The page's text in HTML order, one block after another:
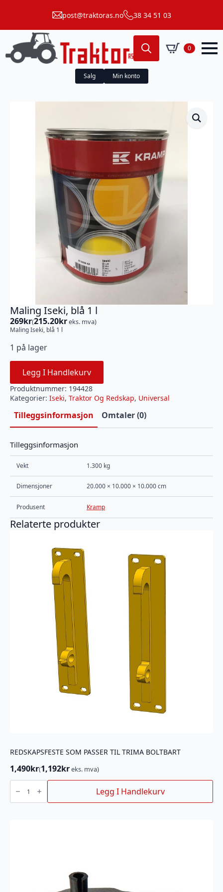
post@traktoras.no 38 34 51 03
Search
for:
0
Salg Min konto
Maling Iseki, blå 1 l
269kr(215.20kreks. mva)
Maling Iseki, blå 1 l
1 på lager
Legg I Handlekurv
Produktnummer: 194428
Kategorier: Iseki, Traktor Og Redskap, Universal
Tilleggsinformasjon Omtaler (0)
Tilleggsinformasjon
Vekt 1.300 kg
Dimensjoner 20.000 × 10.000 × 10.000 cm
Produsent Kramp
Relaterte produkter
REDSKAPSFESTE SOM PASSER TIL TRIMA BOLTBART
1,490kr(1,192kreks. mva)
REDSKAPSFESTE
PASSER
TIL
Legg I Handlekurv